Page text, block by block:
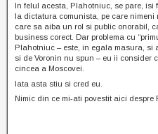
In felul acesta, Plahotniuc, se pare,
la dictatura comunista, pe care nimeni
care sa aiba un rol si public onorabil,
business corect. Dar problema cu
Plahotniuc – este, in egala masura, si
si de Voronin nu spun – eu ii consider
cincea a Moscovei.
Iata asta stiu si cred eu.
Nimic din ce mi-ati povestit aici despre